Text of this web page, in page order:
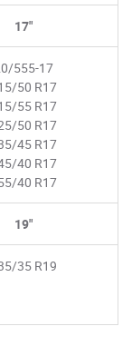
17"
555-17
50 R17
55 R17
50 R17
45 R17
40 R17
40 R17
19"
35 R19